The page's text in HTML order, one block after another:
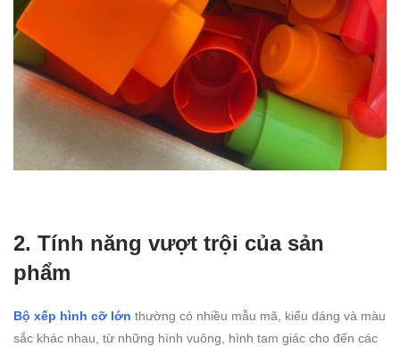
2. Tính năng vượt trội của sản
phẩm
Bộ xếp hình cỡ lớn thường có nhiều mẫu mã, kiểu dáng và màu
sắc khác nhau, từ những hình vuông, hình tam giác cho đến các